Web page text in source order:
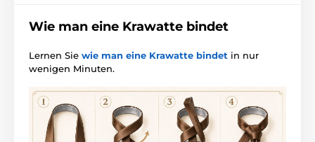
Wie man eine Krawatte bindet
Lernen Sie wie man eine Krawatte bindet in nur
wenigen Minuten.